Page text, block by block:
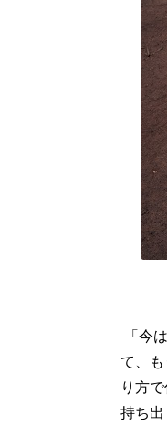
「今
て、
り方
持ち